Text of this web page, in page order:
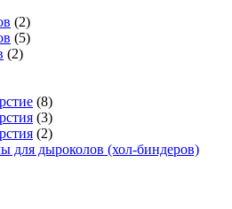
(2)
(5)
(2)
(8)
(3)
(2)
для дыроколов (хол-биндеров)